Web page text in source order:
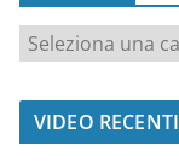
a
t
VIDEO RECENTI